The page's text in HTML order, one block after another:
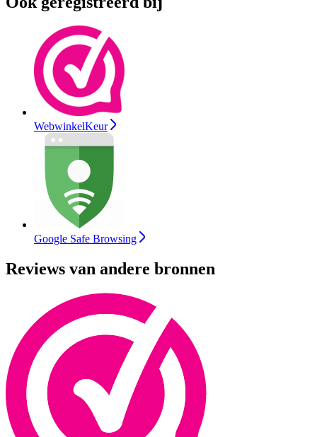
WebwinkelKeur
Google Safe Browsing
Reviews van andere bronnen